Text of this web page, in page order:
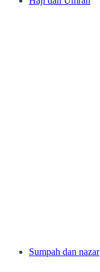
Sumpah dan nazar